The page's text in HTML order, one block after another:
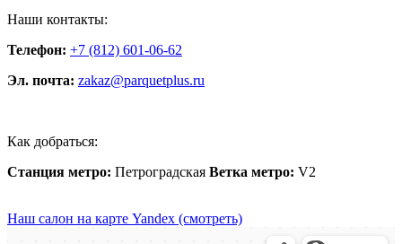
Наши контакты:
Телефон: +7 (812) 601-06-62
Эл. почта: zakaz@parquetplus.ru
Как добраться:
Станция метро: Петроградская Ветка метро: V2
Наш салон на карте Yandex (смотреть)